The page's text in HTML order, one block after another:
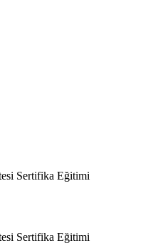
Sertifika Eğitimi
Sertifika Eğitimi